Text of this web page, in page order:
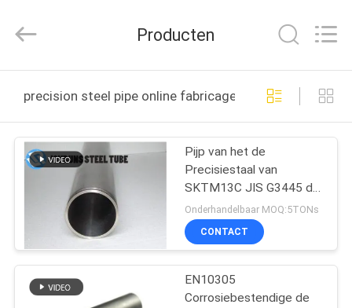
PRODUCTEN
ONGEVEER
FABRIEKSREIS
Joyruns
Steel
All
Producten
precision steel pipe online fabricage
Pijp van het de
Precisiestaal van
SKTM13C JIS G3445 de
Koudgetrokken Naadloze
Onderhandelbaar MOQ:5TONs
CONTACT
EN10305
Corrosiebestendige de